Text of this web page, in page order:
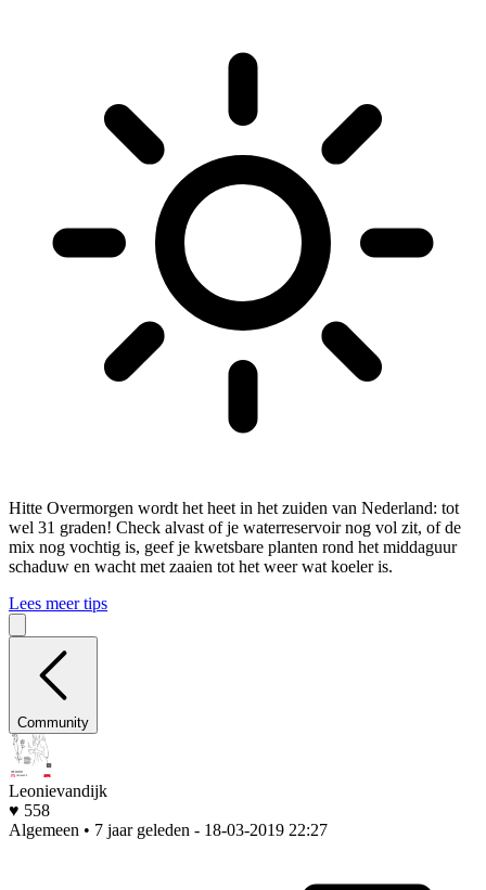
Hitte Overmorgen wordt het heet in het zuiden van Nederland: tot
wel 31 graden! Check alvast of je waterreservoir nog vol zit, of de
mix nog vochtig is, geef je kwetsbare planten rond het middaguur
schaduw en wacht met zaaien tot het weer wat koeler is.
Lees meer tips
Community
Leonievandijk
♥ 558
Algemeen • 7 jaar geleden - 18-03-2019 22:27